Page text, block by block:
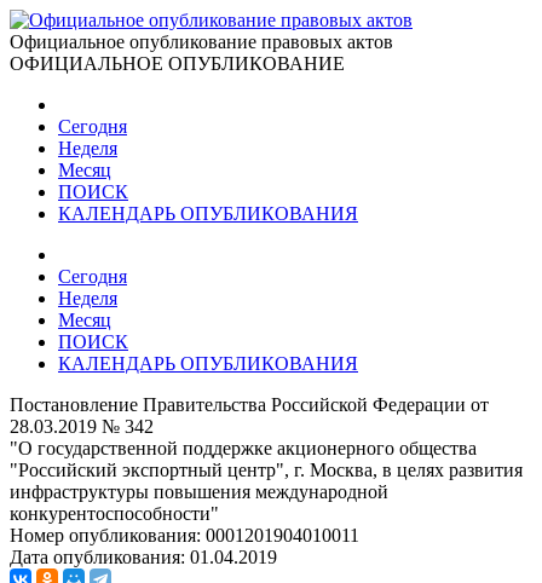
Официальное опубликование правовых актов
ОФИЦИАЛЬНОЕ ОПУБЛИКОВАНИЕ
Сегодня
Неделя
Месяц
ПОИСК
КАЛЕНДАРЬ ОПУБЛИКОВАНИЯ
Сегодня
Неделя
Месяц
ПОИСК
КАЛЕНДАРЬ ОПУБЛИКОВАНИЯ
Постановление Правительства Российской Федерации от
28.03.2019 № 342
"О государственной поддержке акционерного общества
"Российский экспортный центр", г. Москва, в целях развития
инфраструктуры повышения международной
конкурентоспособности"
Номер опубликования: 0001201904010011
Дата опубликования: 01.04.2019